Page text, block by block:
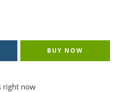
BUY NOW
right now